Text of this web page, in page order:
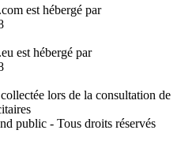
est hébergé par
est hébergé par
lors de la consultation de
public - Tous droits réservés